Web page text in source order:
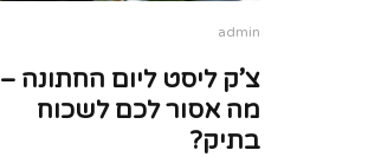
admin
צ’ק ליסט ליום החתונה –
מה אסור לכם לשכוח
בתיק?